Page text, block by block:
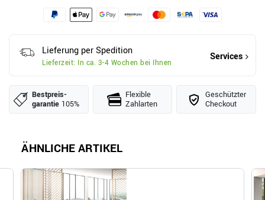
Lieferung per Spedition
Lieferzeit: In ca. 3-4 Wochen bei Ihnen
Services
Bestpreis­
garantie 105%
Flexible
Zahlarten
Geschützter
Checkout
ÄHNLICHE ARTIKEL